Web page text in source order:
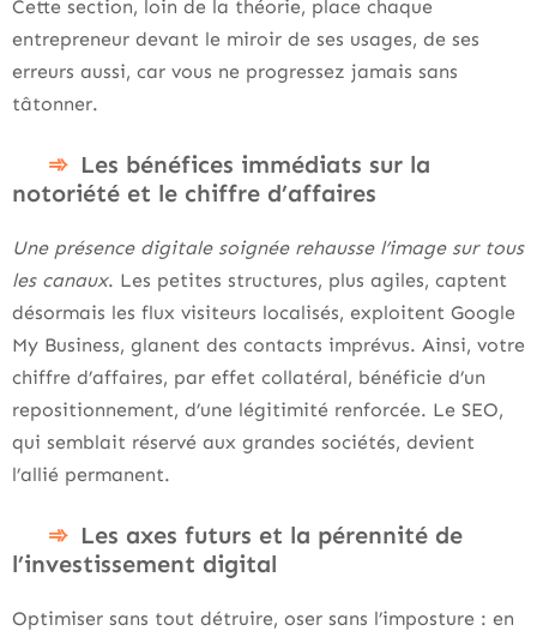
Cette section, loin de la théorie, place chaque
entrepreneur devant le miroir de ses usages, de ses
erreurs aussi, car vous ne progressez jamais sans
tâtonner.
Les bénéfices immédiats sur la
notoriété et le chiffre d’affaires
Une présence digitale soignée rehausse l’image sur tous
les canaux. Les petites structures, plus agiles, captent
désormais les flux visiteurs localisés, exploitent Google
My Business, glanent des contacts imprévus. Ainsi, votre
chiffre d’affaires, par effet collatéral, bénéficie d’un
repositionnement, d’une légitimité renforcée. Le SEO,
qui semblait réservé aux grandes sociétés, devient
l’allié permanent.
Les axes futurs et la pérennité de
l’investissement digital
Optimiser sans tout détruire, oser sans l’imposture : en